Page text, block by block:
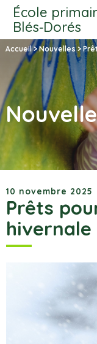
École
Blés‑Dorés
Accueil>Nouvelles>
10 novembre 2025
Prêts
hivernale